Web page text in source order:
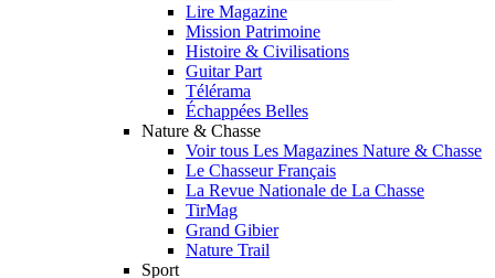
Lire Magazine
Mission Patrimoine
Histoire & Civilisations
Guitar Part
Télérama
Échappées Belles
Nature & Chasse
Voir tous Les Magazines Nature & Chasse
Le Chasseur Français
La Revue Nationale de La Chasse
TirMag
Grand Gibier
Nature Trail
Sport